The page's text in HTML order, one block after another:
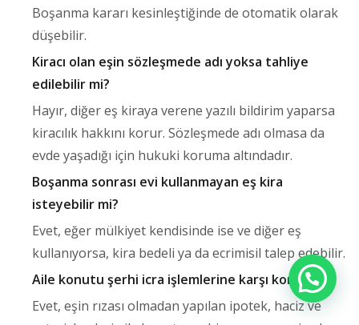
Boşanma kararı kesinleştiğinde de otomatik olarak
düşebilir.
Kiracı olan eşin sözleşmede adı yoksa tahliye
edilebilir mi?
Hayır, diğer eş kiraya verene yazılı bildirim yaparsa
kiracılık hakkını korur. Sözleşmede adı olmasa da
evde yaşadığı için hukuki koruma altındadır.
Boşanma sonrası evi kullanmayan eş kira
isteyebilir mi?
Evet, eğer mülkiyet kendisinde ise ve diğer eş
kullanıyorsa, kira bedeli ya da ecrimisil talep edebilir.
Aile konutu şerhi icra işlemlerine karşı korur mu?
Evet, eşin rızası olmadan yapılan ipotek, haciz ve